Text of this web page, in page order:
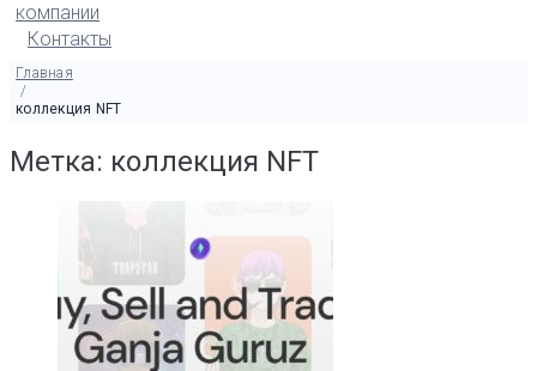
компании
Контакты
Главная
/
коллекция NFT
Метка: коллекция NFT